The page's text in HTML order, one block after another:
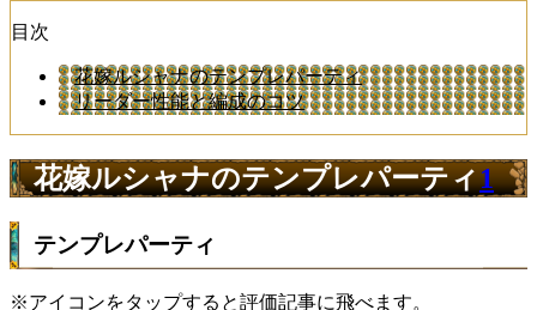
目次
花嫁ルシャナのテンプレパーティ
リーダー性能と編成のコツ
花嫁ルシャナのテンプレパーティ1
テンプレパーティ
※アイコンをタップすると評価記事に飛べます。